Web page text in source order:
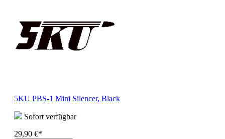
5KU PBS-1 Mini Silencer, Black
Sofort verfügbar
29,90 €*